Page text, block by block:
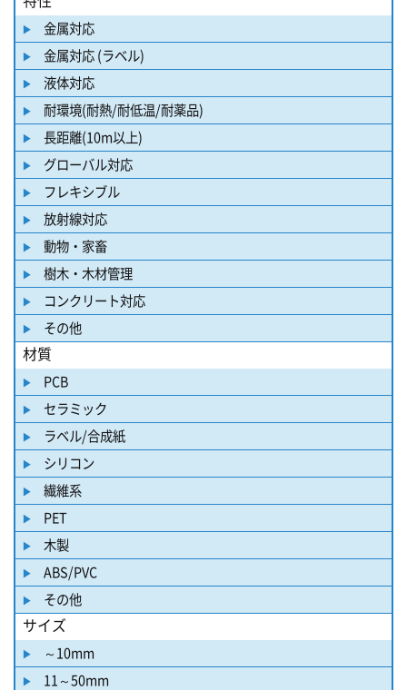
金属対応
金属対応 (ラベル)
液体対応
耐環境(耐熱/耐低温/耐薬品)
長距離(10m以上)
グローバル対応
フレキシブル
放射線対応
動物・家畜
樹木・木材管理
コンクリート対応
その他
材質
PCB
セラミック
ラベル/合成紙
シリコン
繊維系
PET
木製
ABS/PVC
その他
サイズ
～10mm
11～50mm